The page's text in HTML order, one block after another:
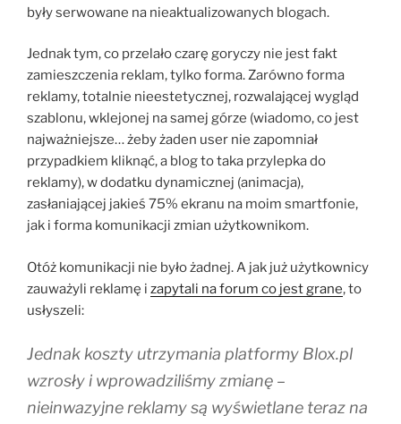
były serwowane na nieaktualizowanych blogach.
Jednak tym, co przelało czarę goryczy nie jest fakt
zamieszczenia reklam, tylko forma. Zarówno forma
reklamy, totalnie nieestetycznej, rozwalającej wygląd
szablonu, wklejonej na samej górze (wiadomo, co jest
najważniejsze… żeby żaden user nie zapomniał
przypadkiem kliknąć, a blog to taka przylepka do
reklamy), w dodatku dynamicznej (animacja),
zasłaniającej jakieś 75% ekranu na moim smartfonie,
jak i forma komunikacji zmian użytkownikom.
Otóż komunikacji nie było żadnej. A jak już użytkownicy
zauważyli reklamę i zapytali na forum co jest grane, to
usłyszeli:
Jednak koszty utrzymania platformy Blox.pl
wzrosły i wprowadziliśmy zmianę –
nieinwazyjne reklamy są wyświetlane teraz na